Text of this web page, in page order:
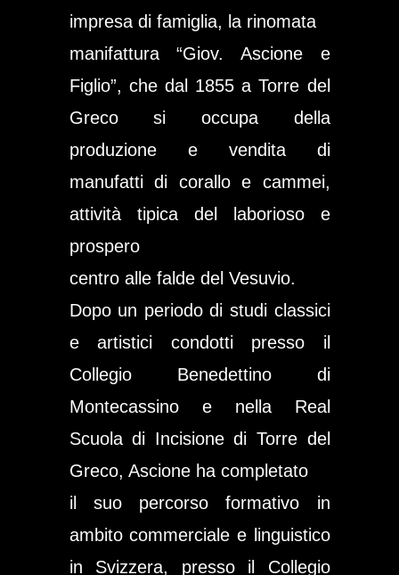
impresa di famiglia, la rinomata
manifattura “Giov. Ascione e
Figlio”, che dal 1855 a Torre del
Greco si occupa della
produzione e vendita di
manufatti di corallo e cammei,
attività tipica del laborioso e
prospero
centro alle falde del Vesuvio.
Dopo un periodo di studi classici
e artistici condotti presso il
Collegio Benedettino di
Montecassino e nella Real
Scuola di Incisione di Torre del
Greco, Ascione ha completato
il suo percorso formativo in
ambito commerciale e linguistico
in Svizzera, presso il Collegio